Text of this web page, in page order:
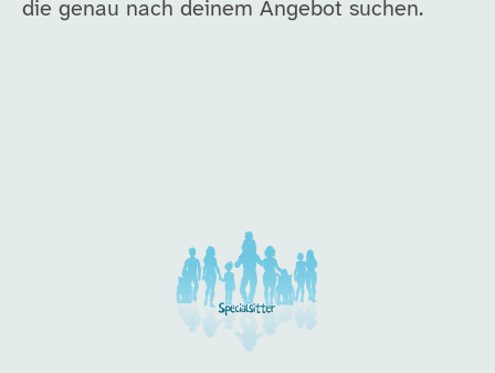
die genau nach deinem Angebot suchen.
Unsere Arbeitgeber in